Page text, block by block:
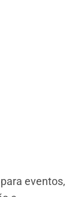
eventos,